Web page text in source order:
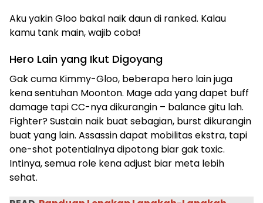
Aku yakin Gloo bakal naik daun di ranked. Kalau
kamu tank main, wajib coba!
Hero Lain yang Ikut Digoyang
Gak cuma Kimmy-Gloo, beberapa hero lain juga
kena sentuhan Moonton. Mage ada yang dapet buff
damage tapi CC-nya dikurangin – balance gitu lah.
Fighter? Sustain naik buat sebagian, burst dikurangin
buat yang lain. Assassin dapat mobilitas ekstra, tapi
one-shot potentialnya dipotong biar gak toxic.
Intinya, semua role kena adjust biar meta lebih
sehat.